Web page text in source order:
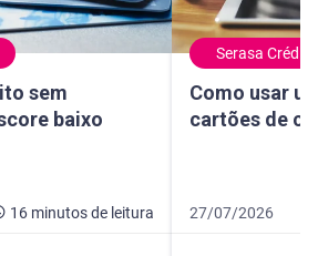
sem
baixo
anuidade para score baixo
de julho de 2026
16 minutosde leitura
Serasa Crédito
Como usar
cartões de
Como usar um
Data de
27/07/2026
10 minutos de